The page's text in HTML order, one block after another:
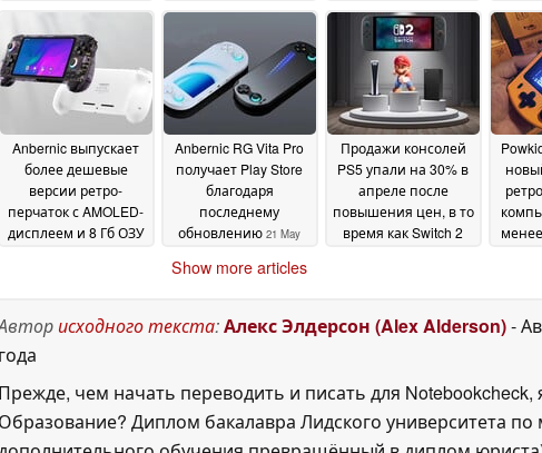
28
May 2026
2026
2026
Anbernic выпускает
более дешевые
версии ретро-
перчаток с AMOLED-
дисплеем и 8 Гб ОЗУ
Anbernic RG Vita Pro
получает Play Store
благодаря
последнему
обновлению 21 May
Продажи консолей
PS5 упали на 30% в
апреле после
повышения цен, в то
время как Switch 2
Show more articles
исходного текста:Алекс Элдерсон (Alex Alderson)-
года
Прежде, чем начать переводить и писать для
Образование? Диплом бакалавра Лидского университета